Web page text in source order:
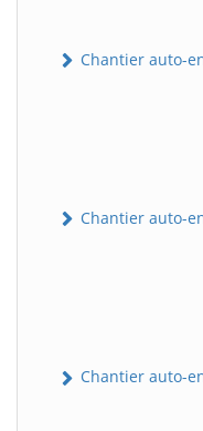
Chantier auto-
Chantier auto-
Chantier auto-